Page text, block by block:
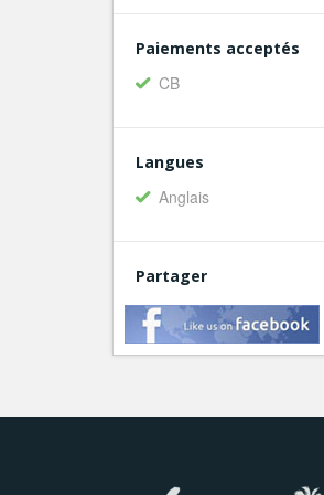
Paiements acceptés
CB
Langues
Anglais
Partager